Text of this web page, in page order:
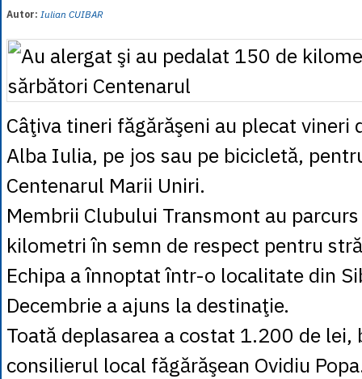
1 MXN
= 0.2227
1 NOK = 0.4191
1 RSD= 0.0425
1 RUB= 0.0530
1 SEK
= 0.4526
1 TRY
= 0.1141
1 UAH = 0.1048
Autor: Iulian CUIBAR
Câţiva tineri făgărăşeni au plecat vineri
Alba Iulia, pe jos sau pe bicicletă,
Centenarul Marii Uniri.
Membrii Clubului Transmont au
kilometri în semn de respect pentru
Echipa a înnoptat într-o localitate din
Decembrie a ajuns la destinaţie.
Toată deplasarea a costat 1.200 de lei,
consilierul local făgărăşean Ovidiu